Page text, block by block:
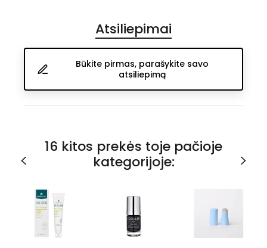
Atsiliepimai
Būkite pirmas, parašykite savo
atsiliepimą
16 kitos prekės toje pačioje
kategorijoje: